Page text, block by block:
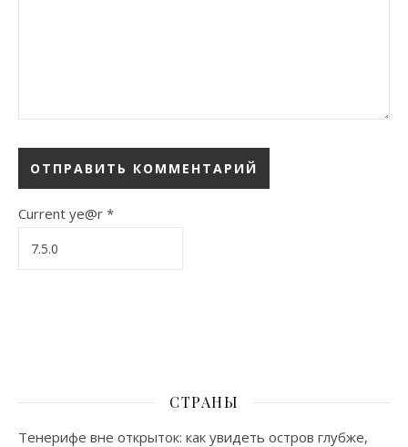
Current ye@r *
СТРАНЫ
Тенерифе вне открыток: как увидеть остров глубже,